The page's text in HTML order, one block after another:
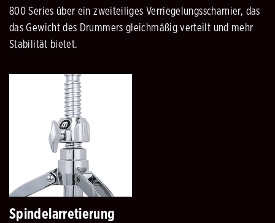
800 Series über ein zweiteiliges Verriegelungsscharnier, das
das Gewicht des Drummers gleichmäßig verteilt und mehr
Stabilität bietet.
Spindelarretierung